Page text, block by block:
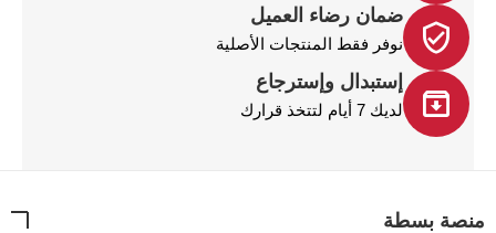
ضمان رضاء العميل
نوفر فقط المنتجات الأصلية
إستبدال وإسترجاع
لديك 7 أيام لتتخذ قرارك
بسطة